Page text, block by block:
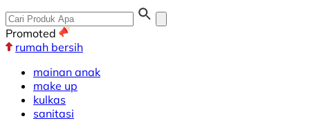
Promoted
rumah bersih
mainan anak
make up
kulkas
sanitasi